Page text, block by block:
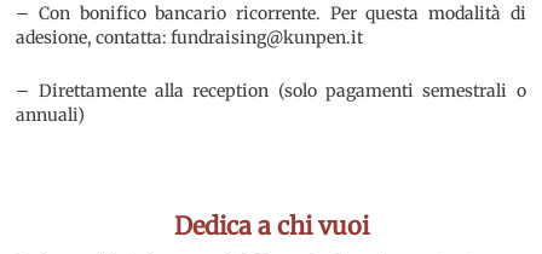
– Con bonifico bancario ricorrente. Per questa modalità di
adesione, contatta: fundraising@kunpen.it
– Direttamente alla reception (solo pagamenti semestrali o
annuali)
Dedica a chi vuoi